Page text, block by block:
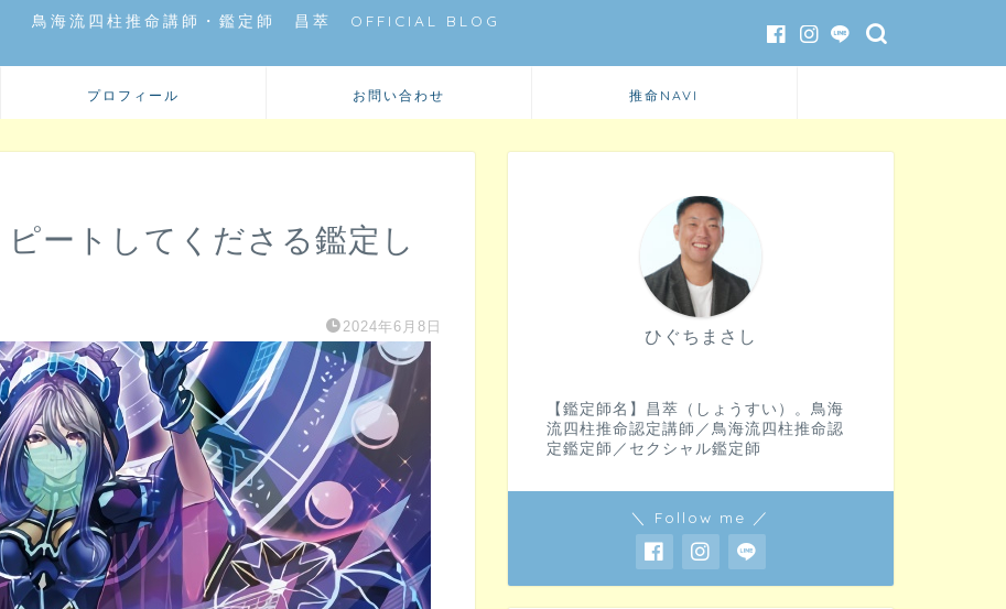
鳥海流四柱推命講師・鑑定師 昌萃 OFFICIAL BLOG
プロフィール お問い合わせ 推命NAVI
ートしてくださる鑑定し
2024年6月8日
ひぐちまさし
【鑑定師名】昌萃（しょうすい）。鳥海
流四柱推命認定講師／鳥海流四柱推命認
定鑑定師／セクシャル鑑定師
＼ Follow me ／